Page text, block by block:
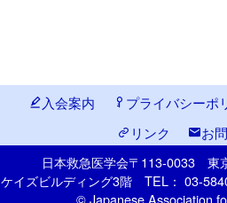
入会案内 プライバシーポ
リンク
お
日本救急医学会〒113-0033 東
ケイズビルディング3階 TEL： 03-
© Japanese Association